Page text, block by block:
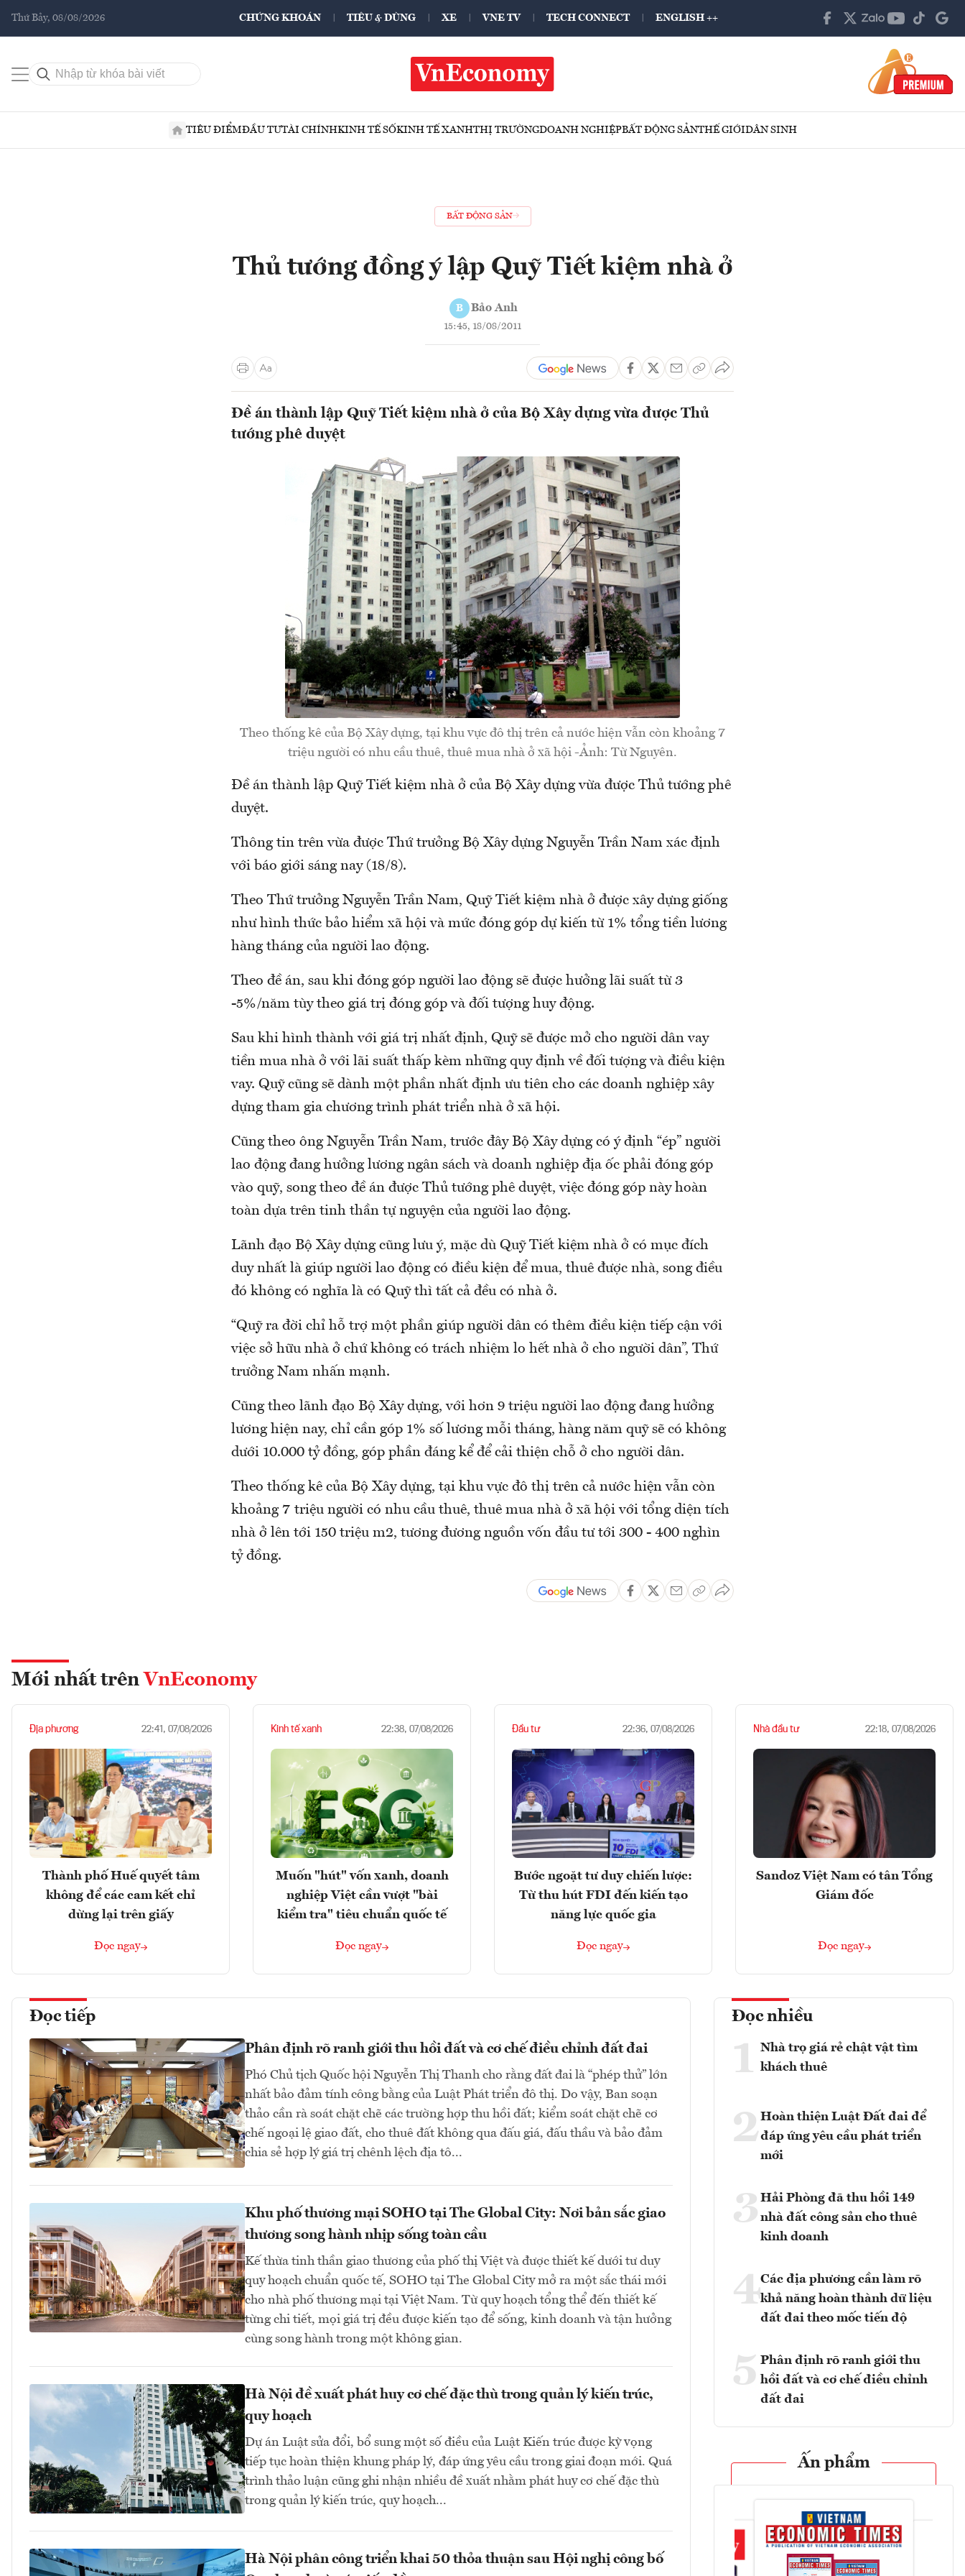
Thứ Bảy, 08/08/2026 CHỨNG KHOÁN TIÊU & DÙNG XE VNE TV TECH CONNECT ENGLISH ++
TIÊU ĐIỂMĐẦU TƯTÀI CHÍNHKINH TẾ SỐKINH TẾ XANHTHỊ TRƯỜNGDOANH NGHIỆPBẤT ĐỘNG SẢNTHẾ GIỚIDÂN SINH
BẤT ĐỘNG SẢN
Thủ tướng đồng ý lập Quỹ Tiết kiệm nhà ở
B Bảo Anh
15:45, 18/08/2011
Đề án thành lập Quỹ Tiết kiệm nhà ở của Bộ Xây dựng vừa được Thủ
tướng phê duyệt
Theo thống kê của Bộ Xây dựng, tại khu vực đô thị trên cả nước hiện vẫn còn khoảng 7
triệu người có nhu cầu thuê, thuê mua nhà ở xã hội -Ảnh: Từ Nguyên.
Đề án thành lập Quỹ Tiết kiệm nhà ở của Bộ Xây dựng vừa được Thủ tướng phê
duyệt.
Thông tin trên vừa được Thứ trưởng Bộ Xây dựng Nguyễn Trần Nam xác định
với báo giới sáng nay (18/8).
Theo Thứ trưởng Nguyễn Trần Nam, Quỹ Tiết kiệm nhà ở được xây dựng giống
như hình thức bảo hiểm xã hội và mức đóng góp dự kiến từ 1% tổng tiền lương
hàng tháng của người lao động.
Theo đề án, sau khi đóng góp người lao động sẽ được hưởng lãi suất từ 3
-5%/năm tùy theo giá trị đóng góp và đối tượng huy động.
Sau khi hình thành với giá trị nhất định, Quỹ sẽ được mở cho người dân vay
tiền mua nhà ở với lãi suất thấp kèm những quy định về đối tượng và điều kiện
vay. Quỹ cũng sẽ dành một phần nhất định ưu tiên cho các doanh nghiệp xây
dựng tham gia chương trình phát triển nhà ở xã hội.
Cũng theo ông Nguyễn Trần Nam, trước đây Bộ Xây dựng có ý định “ép” người
lao động đang hưởng lương ngân sách và doanh nghiệp địa ốc phải đóng góp
vào quỹ, song theo đề án được Thủ tướng phê duyệt, việc đóng góp này hoàn
toàn dựa trên tinh thần tự nguyện của người lao động.
Lãnh đạo Bộ Xây dựng cũng lưu ý, mặc dù Quỹ Tiết kiệm nhà ở có mục đích
duy nhất là giúp người lao động có điều kiện để mua, thuê được nhà, song điều
đó không có nghĩa là có Quỹ thì tất cả đều có nhà ở.
“Quỹ ra đời chỉ hỗ trợ một phần giúp người dân có thêm điều kiện tiếp cận với
việc sở hữu nhà ở chứ không có trách nhiệm lo hết nhà ở cho người dân”, Thứ
trưởng Nam nhấn mạnh.
Cũng theo lãnh đạo Bộ Xây dựng, với hơn 9 triệu người lao động đang hưởng
lương hiện nay, chỉ cần góp 1% số lương mỗi tháng, hàng năm quỹ sẽ có không
dưới 10.000 tỷ đồng, góp phần đáng kể để cải thiện chỗ ở cho người dân.
Theo thống kê của Bộ Xây dựng, tại khu vực đô thị trên cả nước hiện vẫn còn
khoảng 7 triệu người có nhu cầu thuê, thuê mua nhà ở xã hội với tổng diện tích
nhà ở lên tới 150 triệu m2, tương đương nguồn vốn đầu tư tới 300 - 400 nghìn
tỷ đồng.
Mới nhất trên VnEconomy
Địa phương 22:41, 07/08/2026
Thành phố Huế quyết tâm
không để các cam kết chỉ
dừng lại trên giấy
Đọc ngay
Kinh tế xanh 22:38, 07/08/2026
Muốn "hút" vốn xanh, doanh
nghiệp Việt cần vượt "bài
kiểm tra" tiêu chuẩn quốc tế
Đọc ngay
Đầu tư 22:36, 07/08/2026
Bước ngoặt tư duy chiến lược:
Từ thu hút FDI đến kiến tạo
năng lực quốc gia
Đọc ngay
Nhà đầu tư 22:18, 07/08/2026
Sandoz Việt Nam có tân Tổng
Giám đốc
Đọc ngay
Đọc tiếp
Phân định rõ ranh giới thu hồi đất và cơ chế điều chỉnh đất đai
Phó Chủ tịch Quốc hội Nguyễn Thị Thanh cho rằng đất đai là “phép thử” lớn
nhất bảo đảm tính công bằng của Luật Phát triển đô thị. Do vậy, Ban soạn
thảo cần rà soát chặt chẽ các trường hợp thu hồi đất; kiểm soát chặt chẽ cơ
chế ngoại lệ giao đất, cho thuê đất không qua đấu giá, đấu thầu và bảo đảm
chia sẻ hợp lý giá trị chênh lệch địa tô...
Khu phố thương mại SOHO tại The Global City: Nơi bản sắc giao
thương song hành nhịp sống toàn cầu
Kế thừa tinh thần giao thương của phố thị Việt và được thiết kế dưới tư duy
quy hoạch chuẩn quốc tế, SOHO tại The Global City mở ra một sắc thái mới
cho nhà phố thương mại tại Việt Nam. Từ quy hoạch tổng thể đến thiết kế
từng chi tiết, mọi giá trị đều được kiến tạo để sống, kinh doanh và tận hưởng
cùng song hành trong một không gian.
Hà Nội đề xuất phát huy cơ chế đặc thù trong quản lý kiến trúc,
quy hoạch
Dự án Luật sửa đổi, bổ sung một số điều của Luật Kiến trúc được kỳ vọng
tiếp tục hoàn thiện khung pháp lý, đáp ứng yêu cầu trong giai đoạn mới. Quá
trình thảo luận cũng ghi nhận nhiều đề xuất nhằm phát huy cơ chế đặc thù
trong quản lý kiến trúc, quy hoạch...
Hà Nội phân công triển khai 50 thỏa thuận sau Hội nghị công bố
Đọc nhiều
1 Nhà trọ giá rẻ chật vật tìm
khách thuê
2Hoàn thiện Luật Đất đai để
đáp ứng yêu cầu phát triển
mới
3 Hải Phòng đã thu hồi 149
nhà đất công sản cho thuê
kinh doanh
4Các địa phương cần làm rõ
khả năng hoàn thành dữ liệu
đất đai theo mốc tiến độ
5 Phân định rõ ranh giới thu
hồi đất và cơ chế điều chỉnh
đất đai
Ấn phẩm